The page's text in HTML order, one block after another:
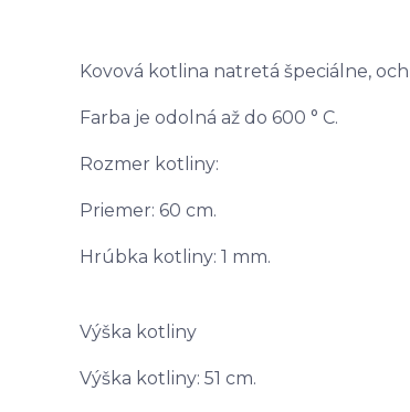
Kovová kotlina natretá špeciálne,
Farba je odolná až do 600 ° C.
Rozmer kotliny:
Priemer: 60 cm.
Hrúbka kotliny: 1 mm.
Výška kotliny
Výška kotliny: 51 cm.